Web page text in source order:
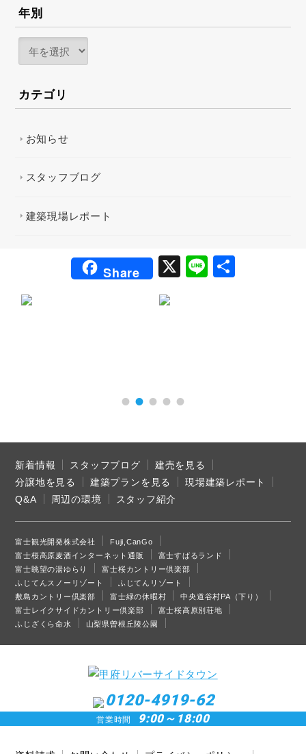
年別
カテゴリ
お知らせ
スタッフブログ
建築現場レポート
Share X
Li
新着情報 スタッフブログ
建売を見る
分譲地を見る
建築プランを見る
現場建築レポート
Q&A
周辺の環境 スタッフ紹介
富士観光開発株式会社
Fuji,CanGo
富士桜高原麦酒インターネット通販
富士すばるランド
富士眺望の湯ゆらり
富士桜カントリー倶楽部
ふじてんスノーリゾート
ふじてんリゾート
敷島カントリー倶楽部
富士緑の休暇村
中央道谷村PA（下り）
富士レイクサイドカントリー倶楽部
富士桜高原別荘地
ふじざくら命水
山梨県曽根丘陵公園
0120-4919-62
営業時間 9:00～18:00